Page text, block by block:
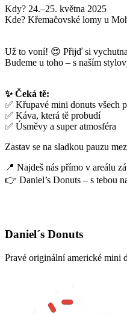
Kdy? 24.–25. května 2025
Kde? Křemačovské lomy u
Už to voní! 😍 Přijď si
Budeme u toho – s naším
✨ Čeká tě:
✅ Křupavé mini donuts všech
✅ Káva, která tě probudí
✅ Úsměvy a super atmosféra
Zastav se na sladkou pauzu
📍 Najdeš nás přímo v areálu
👉 Daniel’s Donuts – s tebou
Daniel´s Donuts
Pravé originální americké mini